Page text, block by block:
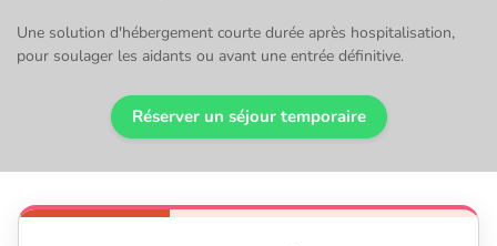
Une solution d'hébergement courte durée après hospitalisation,
pour soulager les aidants ou avant une entrée définitive.
Réserver un séjour temporaire